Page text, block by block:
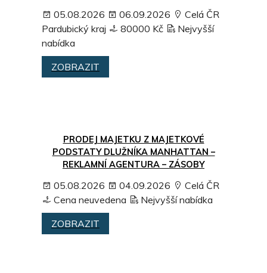
05.08.2026 06.09.2026
Celá ČR
Pardubický kraj
80000 Kč
Nejvyšší
nabídka
ZOBRAZIT
PRODEJ MAJETKU Z MAJETKOVÉ
PODSTATY DLUŽNÍKA MANHATTAN –
REKLAMNÍ AGENTURA – ZÁSOBY
05.08.2026 04.09.2026
Celá ČR
Cena neuvedena
Nejvyšší nabídka
ZOBRAZIT